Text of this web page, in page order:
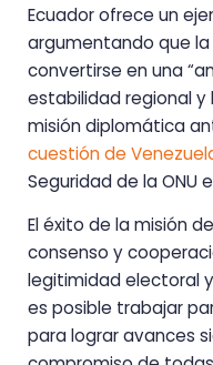
Ecuador ofrece un
argumentando que
convertirse en una
estabilidad regional y
misión diplomática
cuestión de
Seguridad de la ONU
El éxito de la misión
consenso y
legitimidad electoral
es posible trabajar
para lograr avances